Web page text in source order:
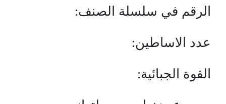
الرقم في سلسلة الصنف:
عدد الاساطين:
القوة الجبائية: